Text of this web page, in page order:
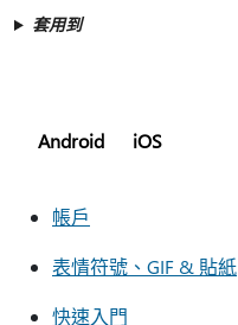
套用到
Android iOS
帳戶
表情符號、GIF & 貼紙
快速入門